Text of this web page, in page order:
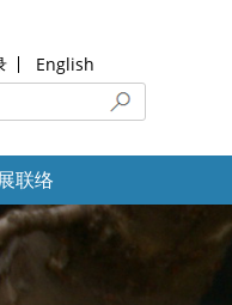
English
联络